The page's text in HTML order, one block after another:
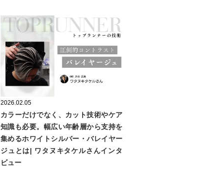
2026.02.05
カラーだけでなく、カット技術やケア
知識も必要。幅広い年齢層から支持を
集めるホワイトシルバー・バレイヤー
ジュとは| ワタヌキタケルさんインタ
ビュー